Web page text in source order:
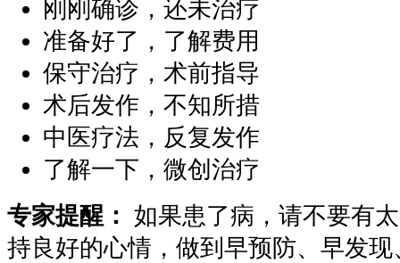
刚刚确诊，还未治疗
准备好了，了解费用
保守治疗，术前指导
术后发作，不知所措
中医疗法，反复发作
了解一下，微创治疗
专家提醒： 如果患了病，请不要有
持良好的心情，做到早预防、早发